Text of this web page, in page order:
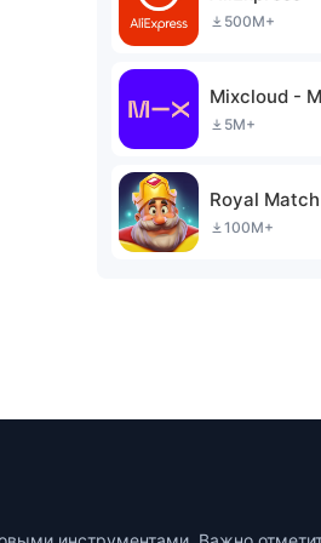
500M+
5M+
Royal Match
100M+